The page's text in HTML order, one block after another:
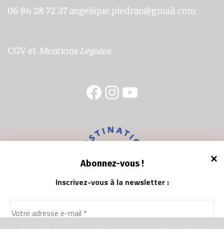
Abonnez-vous !
Inscrivez-vous à la newsletter :
06 86 28 72 37 angelique.pledran@gmail.com
CGV et Mentions Légales
Facebook
Instagram
YouTube